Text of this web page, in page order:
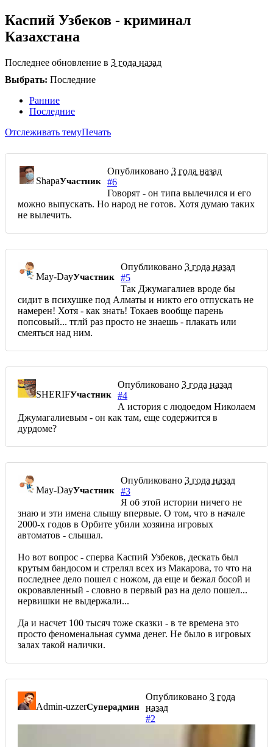
Каспий Узбеков - криминал
Казахстана
Последнее обновление в 3 года назад
Выбрать: Последние
Ранние
Последние
Отслеживать темуПечать
ShapaУчастник
Опубликовано 3 года назад
#6
Говорят - он типа вылечился и его
можно выпускать. Но народ не готов. Хотя думаю таких
не вылечить.
May-DayУчастник
Опубликовано 3 года назад
#5
Так Джумагалиев вроде бы
сидит в психушке под Алматы и никто его отпускать не
намерен! Хотя - как знать! Токаев вообще парень
попсовый... тглй раз просто не знаешь - плакать или
смеяться над ним.
SHERIFУчастник
Опубликовано 3 года назад
#4
А история с людоедом Николаем
Джумагалиевым - он как там, еще содержится в
дурдоме?
May-DayУчастник
Опубликовано 3 года назад
#3
Я об этой истории ничего не
знаю и эти имена слышу впервые. О том, что в начале
2000-х годов в Орбите убили хозяина игровых
автоматов - слышал.
Но вот вопрос - сперва Каспий Узбеков, дескать был
крутым бандосом и стрелял всех из Макарова, то что на
последнее дело пошел с ножом, да еще и бежал босой и
окровавленный - словно в первый раз на дело пошел...
нервишки не выдержали...
Да и насчет 100 тысяч тоже сказки - в те времена это
просто феноменальная сумма денег. Не было в игровых
залах такой налички.
Admin-uzzerСуперадмин
Опубликовано 3 года
назад
#2